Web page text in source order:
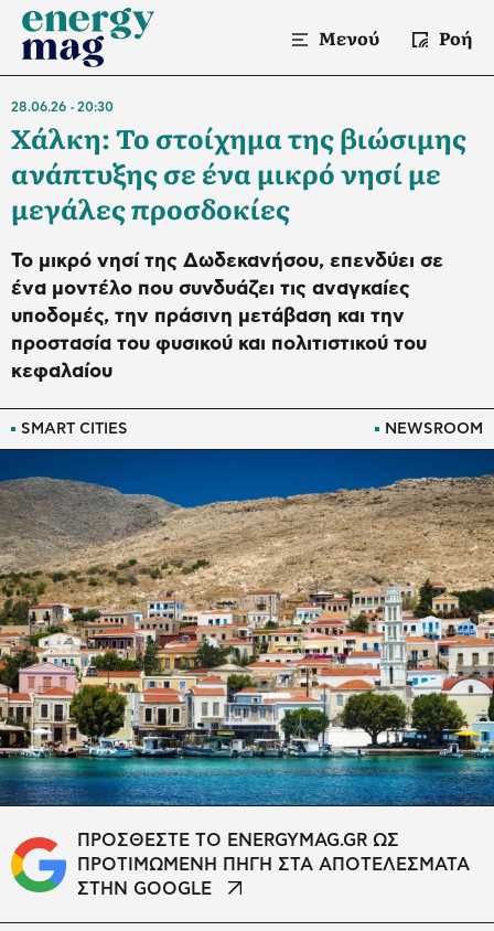
Μενού Ροή
SMART CITIES NEWSROOM
28.06.26 20:30
Χάλκη: Το στοίχημα της βιώσιμης
ανάπτυξης σε ένα μικρό νησί με
μεγάλες προσδοκίες
Το μικρό νησί της Δωδεκανήσου, επενδύει σε
ένα μοντέλο που συνδυάζει τις αναγκαίες
υποδομές, την πράσινη μετάβαση και την
προστασία του φυσικού και πολιτιστικού του
κεφαλαίου
ΠΡΟΣΘΕΣΤΕ ΤΟ ENERGYMAG.GR ΩΣ
ΠΡΟΤΙΜΩΜΕΝΗ ΠΗΓΗ ΣΤΑ ΑΠΟΤΕΛΕΣΜΑΤΑ
ΣΤΗΝ GOOGLE